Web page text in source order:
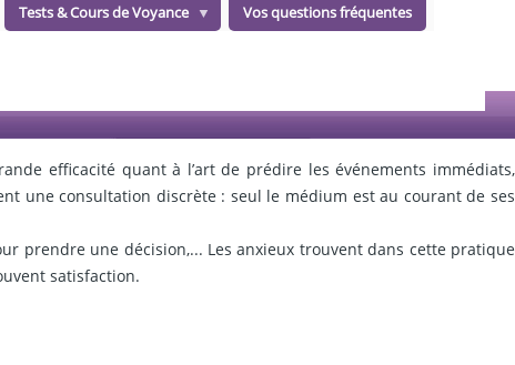
Tests & Cours de Voyance Vos questions fréquentes
efficacité quant à l’art de prédire les événements immédiats,
une consultation discrète : seul le médium est au courant de ses
prendre une décision,... Les anxieux trouvent dans cette pratique
satisfaction.